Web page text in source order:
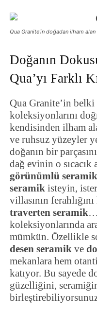
Qua Granite’in doğadan ilham
Doğanın
Qua’yı Farklı
Qua Granite’in
koleksiyonlarını
kendisinden ilham
ve ruhsuz yüzeyler
doğanın bir
dağ evinin o sıcacık
görünümlü seramik
seramik isteyin,
villasının
traverten seramik…
koleksiyonlarında
mümkün. Özellikle
desen seramik ve
mekanlara hem
katıyor. Bu sayede
güzelliğini,